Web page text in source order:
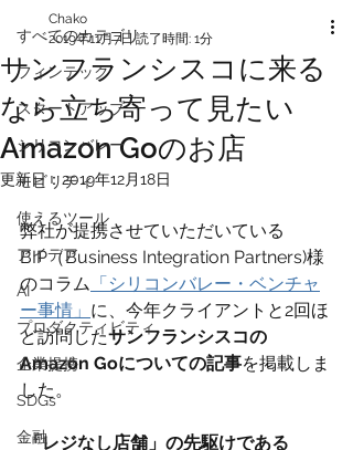
すべてのカテゴリ
フィンテック
スタートアップ
シリコンバレー
モビリティ
使えるツール
アイデア
AI
プロダクティビティ
企業提携
SDGs
金融
サンフランシスコに来る
なら立ち寄って見たい
Amazon Goのお店
Chako
2019年11月7日読了時間: 1分
更新日：2019年12月18日
弊社が提携させていただいている
BIP（Business Integration Partners)様
のコラム 「シリコンバレー・ベンチャ
ー事情」 に、今年クライアントと2回ほ
ど訪問したサンフランシスコの
Amazon Goについての記事を掲載しま
した。
「レジなし店舗」の先駆けである